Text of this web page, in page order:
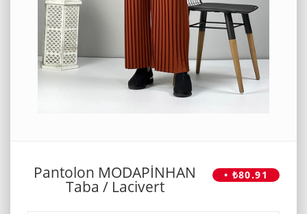
• ₺80.91
Pantolon MODAPİNHAN
Taba / Lacivert